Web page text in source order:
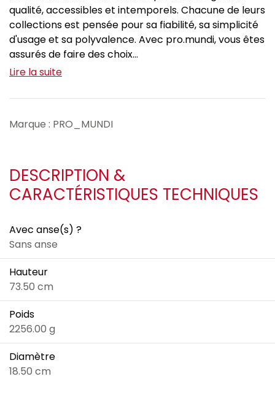
qualité, accessibles et intemporels. Chacune de leurs
collections est pensée pour sa fiabilité, sa simplicité
d'usage et sa polyvalence. Avec pro.mundi, vous êtes
assurés de faire des choix...
Lire la suite
Marque : PRO_MUNDI
DESCRIPTION &
CARACTÉRISTIQUES TECHNIQUES
Avec anse(s) ?
Sans anse
Hauteur
73.50 cm
Poids
2256.00 g
Diamètre
18.50 cm